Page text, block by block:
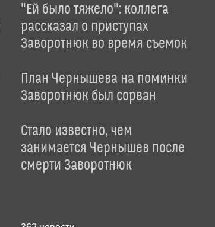
"Ей было тяжело": коллега
рассказал о приступах
Заворотнюк во время съемок
План Чернышева на поминки
Заворотнюк был сорван
Стало известно, чем
занимается Чернышев после
смерти Заворотнюк